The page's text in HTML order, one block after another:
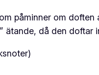
m
–
påminner om
ätande, då den